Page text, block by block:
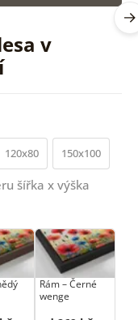
v
120x80 150x100
šířka x výška
Rám –⁠⁠⁠⁠⁠⁠ Černé
wenge